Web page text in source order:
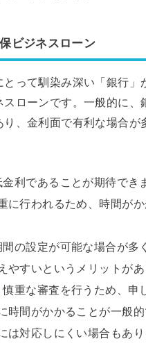
ビジネスローン
とって馴染み深い「銀行」
スローンです。一般的に、
り、金利面で有利な場合が
金利であることが期待でき
に行われるため、時間が
間の設定が可能な場合が多
やすいというメリットがあ
慎重な審査を行うため、申
時間がかかることが一般的
は対応しにくい場合もあり